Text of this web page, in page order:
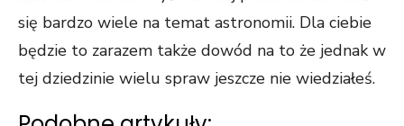
się bardzo wiele na temat astronomii. Dla ciebie
będzie to zarazem także dowód na to że jednak w
tej dziedzinie wielu spraw jeszcze nie wiedziałeś.